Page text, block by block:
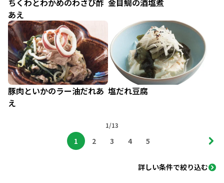
ちくわとわかめのわさび酢
あえ
金目鯛の酒塩煮
豚肉といかのラー油だれあ
え
塩だれ豆腐
1/13
1 2 3 4 5
詳しい条件で絞り込む